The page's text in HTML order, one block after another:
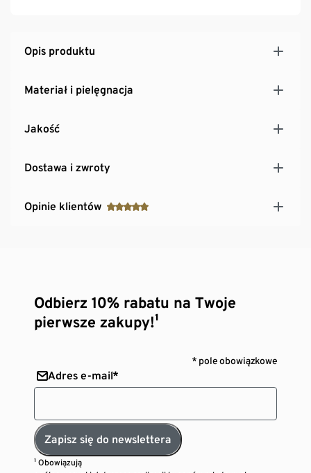
Opis produktu
Materiał i pielęgnacja
Jakość
Dostawa i zwroty
Opinie klientów
Odbierz 10% rabatu na Twoje
pierwsze zakupy!¹
* pole obowiązkowe
Adres e-mail*
Zapisz się do newslettera
¹ Obowiązują